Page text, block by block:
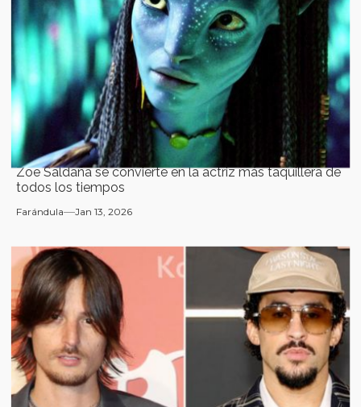
Zoe Saldaña se convierte en la actriz más taquillera de
todos los tiempos
Farándula Jan 13, 2026